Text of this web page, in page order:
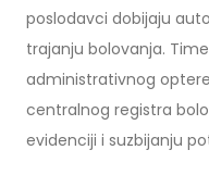
poslodavci dobijaju
trajanju bolovanja.
administrativnog
centralnog registra
evidenciji i suzbijanju